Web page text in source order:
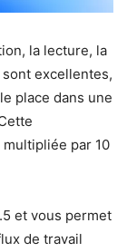
la lecture, la
excellentes,
le place dans une
par 10
et vous permet
de travail